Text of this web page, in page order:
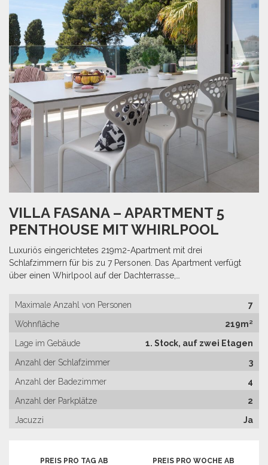
VILLA FASANA – APARTMENT 5
PENTHOUSE MIT WHIRLPOOL
Luxuriös eingerichtetes 219m2-Apartment mit drei
Schlafzimmern für bis zu 7 Personen. Das Apartment verfügt
über einen Whirlpool auf der Dachterrasse,…
Maximale Anzahl von Personen
7
Wohnfläche
219m²
Lage im Gebäude
1. Stock, auf zwei Etagen
Anzahl der Schlafzimmer
3
Anzahl der Badezimmer
4
Anzahl der Parkplätze
2
Jacuzzi
Ja
PREIS PRO TAG AB PREIS PRO WOCHE AB